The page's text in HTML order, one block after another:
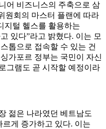
어 비즈니스의 주축으로 삼
원회의 마스터 플랜에 따라
지털 헬스를 활용하는
있다”라고 밝혔다. 이는 모
톱으로 접속할 수 있는 건
가포르 정부는 국민이 자신
그램도 곧 시작할 예정이라
젊은 나라였던 베트남도
르게 증가하고 있다. 이는